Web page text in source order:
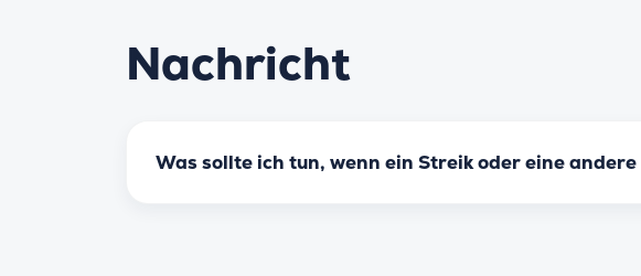
Nachricht
Was sollte ich tun, wenn ein Streik oder eine